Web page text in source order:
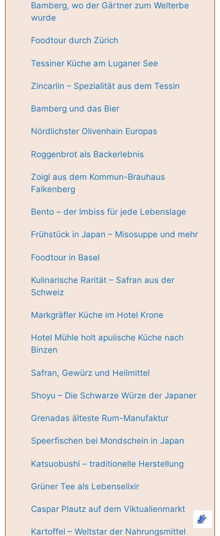
Bamberg, wo der Gärtner zum Welterbe
wurde
Foodtour durch Zürich
Tessiner Küche am Luganer See
Zincarlin – Spezialität aus dem Tessin
Bamberg und das Bier
Nördlichster Olivenhain Europas
Roggenbrot als Backerlebnis
Zoigl aus dem Kommun-Brauhaus
Falkenberg
Bento – der Imbiss für jede Lebenslage
Frühstück in Japan – Misosuppe und mehr
Foodtour in Basel
Kulinarische Rarität – Safran aus der
Schweiz
Markgräfler Küche im Hotel Krone
Hotel Mühle holt apulische Küche nach
Binzen
Safran, Gewürz und Heilmittel
Shoyu – Die Schwarze Würze der Japaner
Grenadas älteste Rum-Manufaktur
Speerfischen bei Mondschein in Japan
Katsuobushi – traditionelle Herstellung
Grüner Tee als Lebenselixir
Caspar Plautz auf dem Viktualienmarkt
Kartoffel – Weltstar der Nahrungsmittel